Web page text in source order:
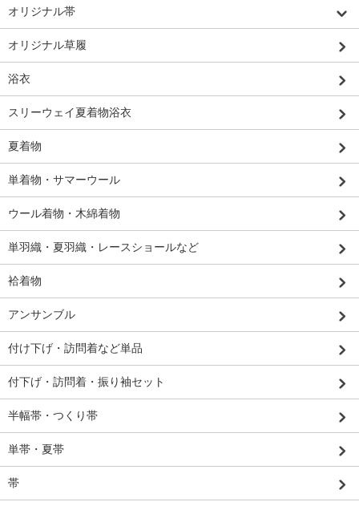
オリジナル帯
オリジナル草履
浴衣
スリーウェイ夏着物浴衣
夏着物
単着物・サマーウール
ウール着物・木綿着物
単羽織・夏羽織・レースショールなど
袷着物
アンサンブル
付け下げ・訪問着など単品
付下げ・訪問着・振り袖セット
半幅帯・つくり帯
単帯・夏帯
帯